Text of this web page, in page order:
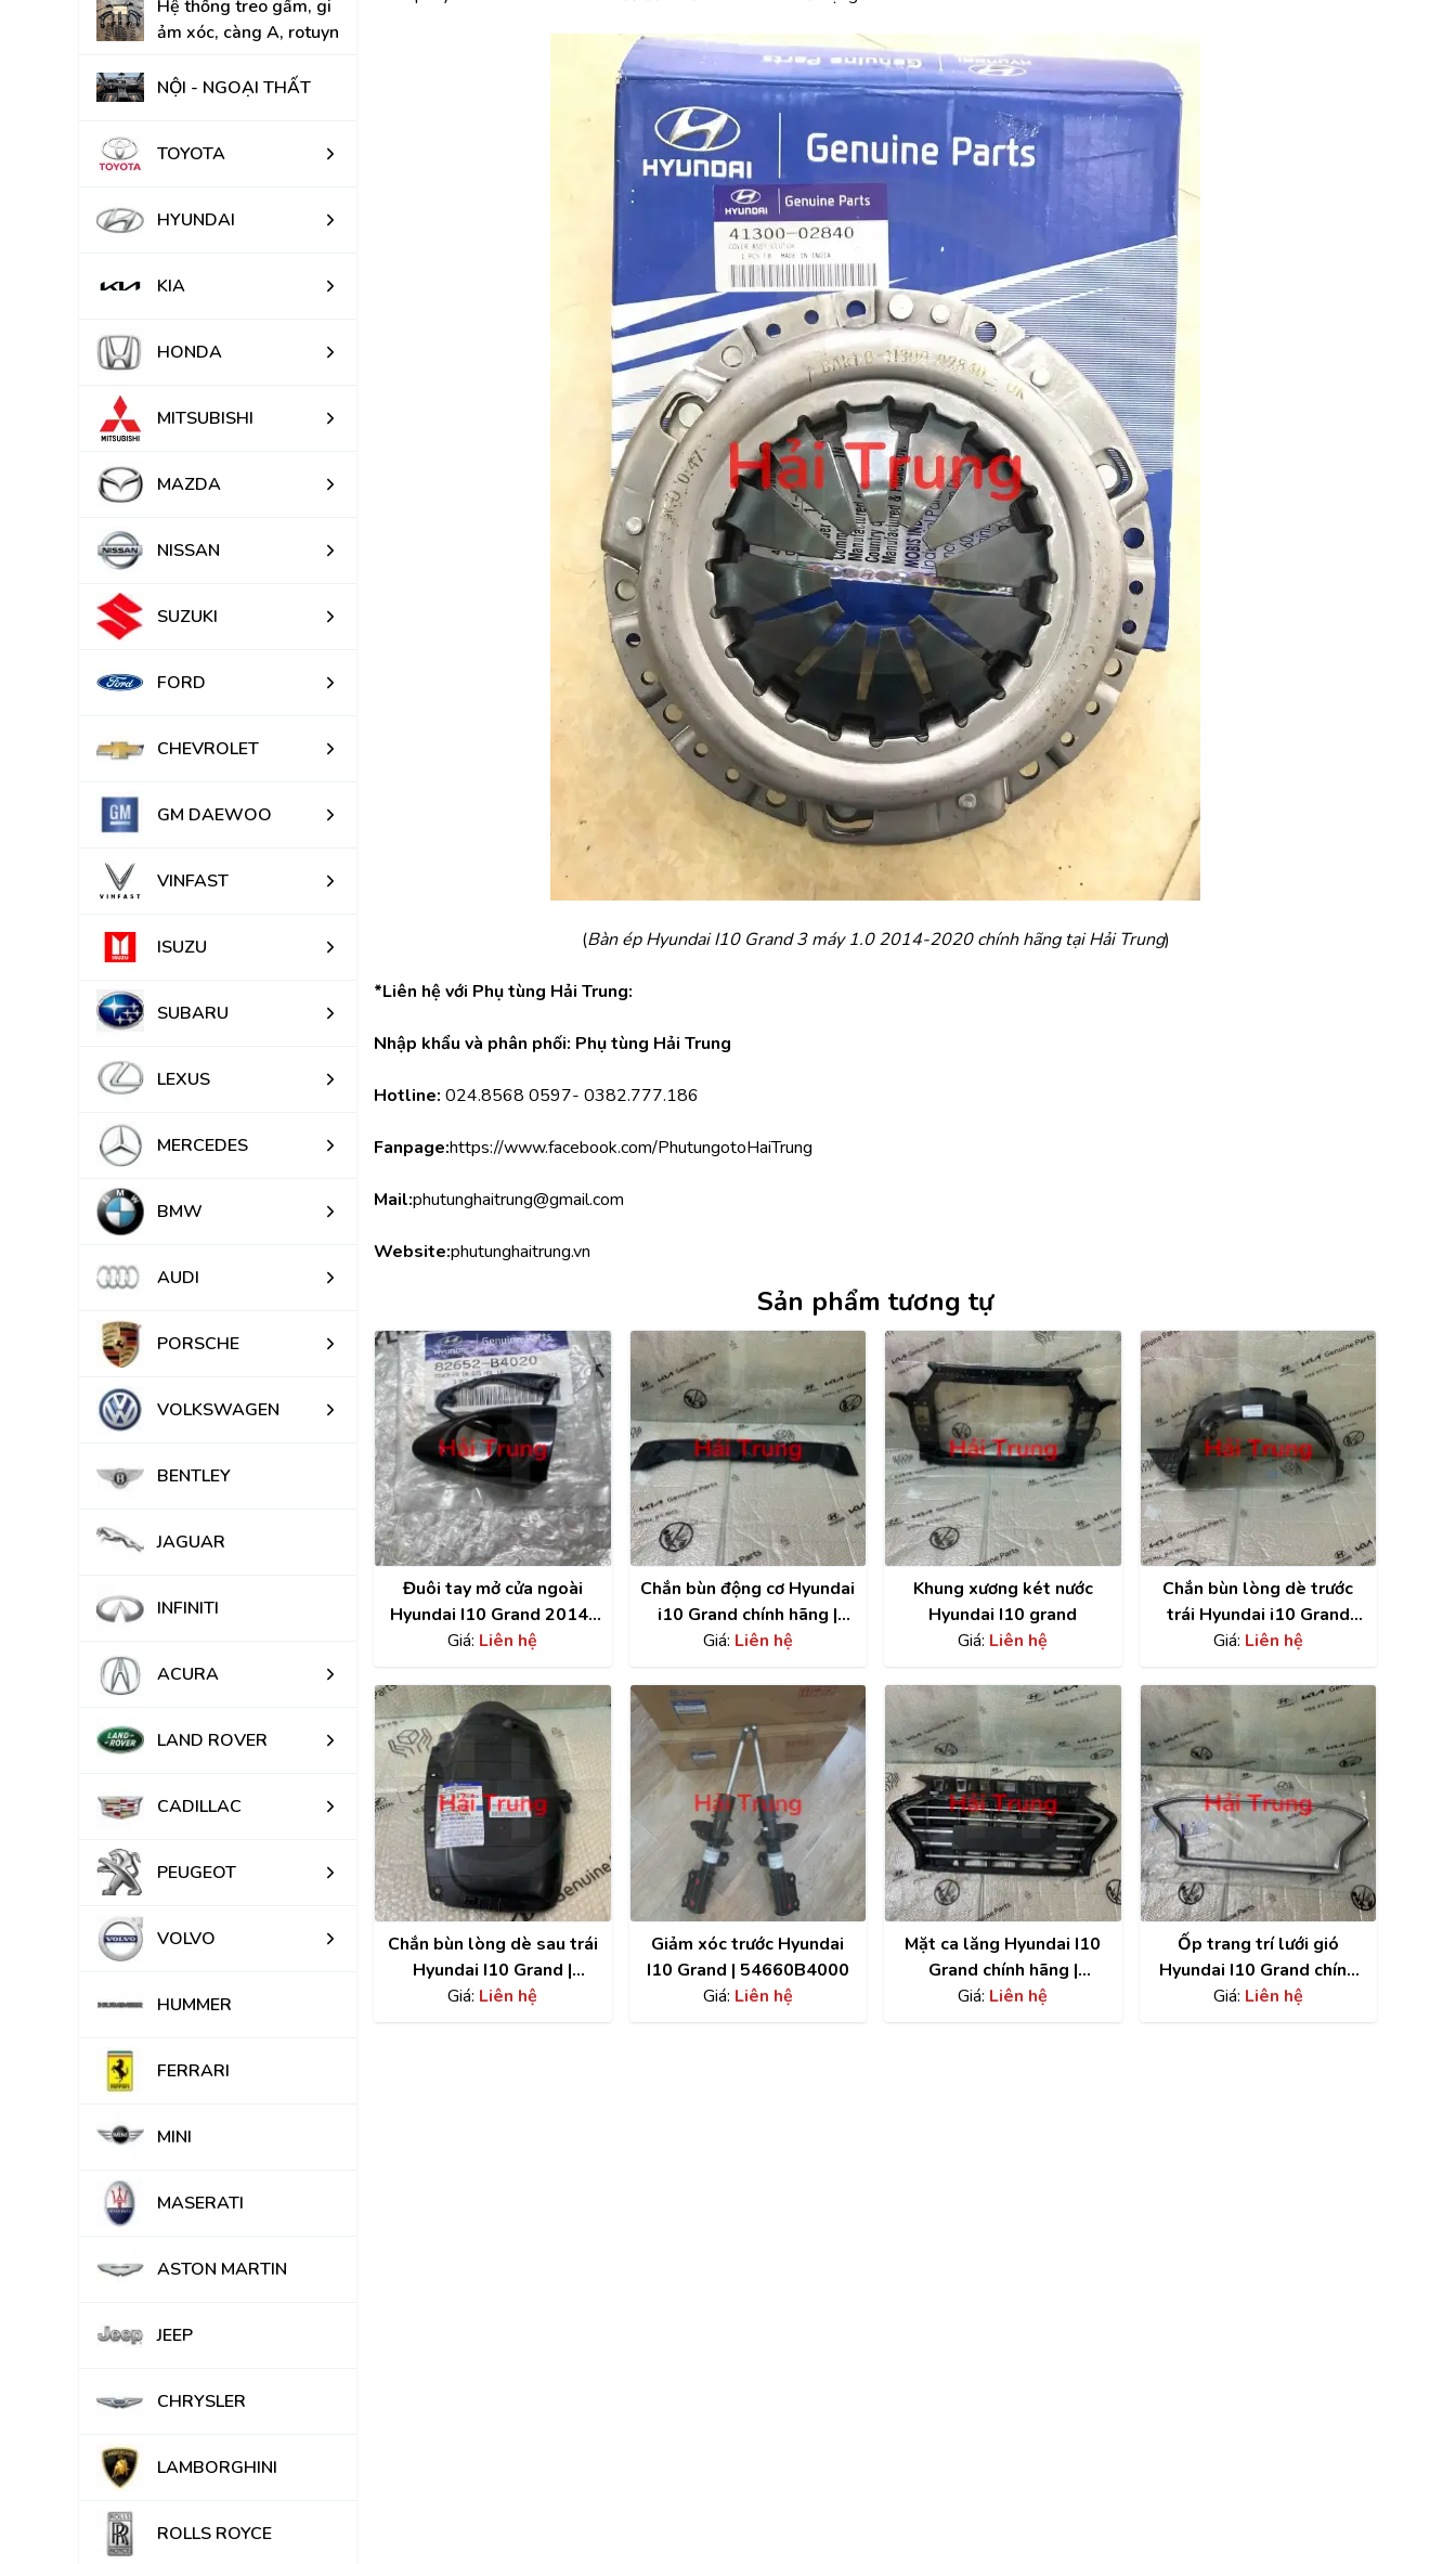
Hệ thống treo gầm, gi
ảm xóc, càng A, rotuyn
NỘI - NGOẠI THẤT
TOYOTA
HYUNDAI
KIA
HONDA
MITSUBISHI
MAZDA
NISSAN
SUZUKI
FORD
CHEVROLET
GM DAEWOO
VINFAST
ISUZU
SUBARU
LEXUS
MERCEDES
BMW
AUDI
PORSCHE
VOLKSWAGEN
BENTLEY
JAGUAR
INFINITI
ACURA
LAND ROVER
CADILLAC
PEUGEOT
VOLVO
HUMMER
FERRARI
MINI
MASERATI
ASTON MARTIN
JEEP
CHRYSLER
LAMBORGHINI
ROLLS ROYCE
(Bàn ép Hyundai I10 Grand 3 máy 1.0 2014-2020 chính hãng tại Hải Trung)
*Liên hệ với Phụ tùng Hải Trung:
Nhập khẩu và phân phối: Phụ tùng Hải Trung
Hotline: 024.8568 0597- 0382.777.186
Fanpage:https://www.facebook.com/PhutungotoHaiTrung
Mail:phutunghaitrung@gmail.com
Website:phutunghaitrung.vn
Sản phẩm tương tự
Đuôi tay mở cửa ngoài
Hyundai I10 Grand 2014-
2020 chính hãng
Giá: Liên hệ
Chắn bùn động cơ Hyundai
i10 Grand chính hãng |
29110B4000
Giá: Liên hệ
Khung xương két nước
Hyundai I10 grand
Giá: Liên hệ
Chắn bùn lòng dè trước
trái Hyundai i10 Grand
chính hãng | 86811B4000
Giá: Liên hệ
Chắn bùn lòng dè sau trái
Hyundai I10 Grand |
86821B4400
Giá: Liên hệ
Giảm xóc trước Hyundai
I10 Grand | 54660B4000
Giá: Liên hệ
Mặt ca lăng Hyundai I10
Grand chính hãng |
86350K6010
Giá: Liên hệ
Ốp trang trí lưới gió
Hyundai I10 Grand chính
hãng | 86352K6010
Giá: Liên hệ